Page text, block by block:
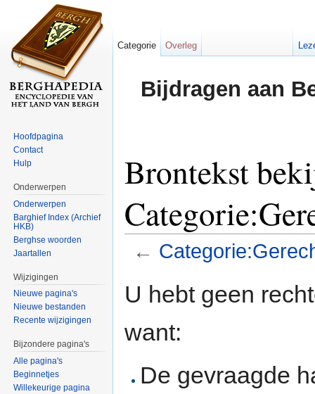
Bijdragen aan
Brontekst
←
U hebt geen
want:
De gevraagde
Categorie Overleg
Hoofdpagina
Contact
Hulp
Onderwerpen
Onderwerpen
Barghief Index (Archief
HKB)
Berghse woorden
Jaartallen
Wijzigingen
Nieuwe pagina's
Nieuwe bestanden
Recente wijzigingen
Bijzondere pagina's
Alle pagina's
Beginnetjes
Willekeurige pagina